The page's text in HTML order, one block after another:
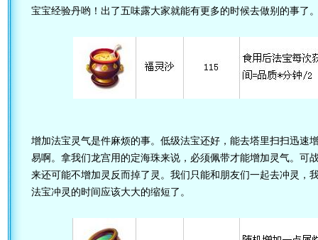
宝宝经验丹哟！出了五味露大家就能有更多的时候去做别的事了
增加法宝灵气是件麻烦的事。低级法宝还好，能去塔里扫扫迅速
易啊。拿我们龙宫用的定海珠来说，必须佩带才能增加灵气。可
来还可能不增加灵反而掉了灵。我们只能和朋友们一起去冲灵，
法宝冲灵的时间应该大大的缩短了。